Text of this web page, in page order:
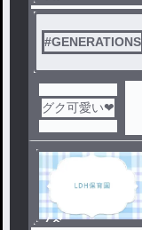
ル
#GENERATIONS
グク可愛い❤
ノベ